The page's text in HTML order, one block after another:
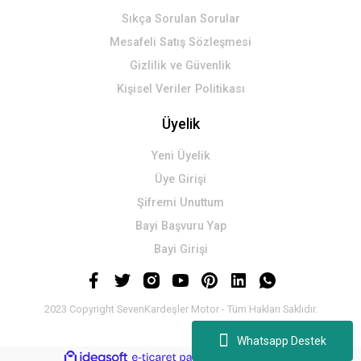
Whatsapp Destek
Sıkça Sorulan Sorular
Mesafeli Satış Sözleşmesi
Gizlilik ve Güvenlik
Kişisel Veriler Politikası
Üyelik
Yeni Üyelik
Üye Girişi
Şifremi Unuttum
Bayi Başvuru Yap
Bayi Girişi
2023 Copyright SevenKardeşler Motor - Tüm Hakları Saklıdır.
ideasoft